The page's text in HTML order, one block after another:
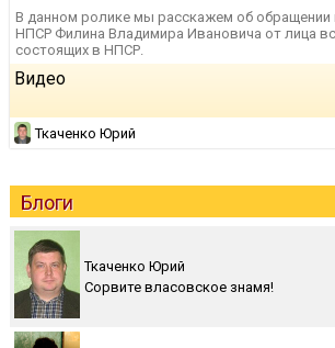
В данном ролике мы расскажем об
НПСР Филина Владимира Ивановича от лица
состоящих в НПСР.
Видео
Ткаченко Юрий
Блоги
Ткаченко Юрий
Сорвите власовское знамя!